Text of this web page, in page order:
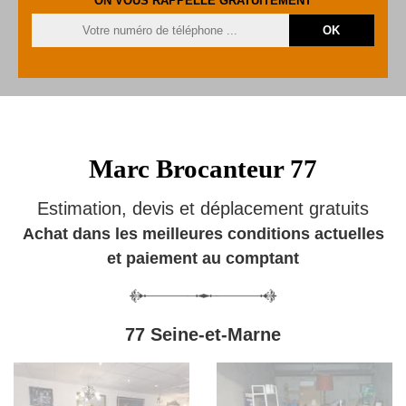
Marc Brocanteur 77
Estimation, devis et déplacement gratuits
Achat dans les meilleures conditions actuelles
et paiement au comptant
77 Seine-et-Marne